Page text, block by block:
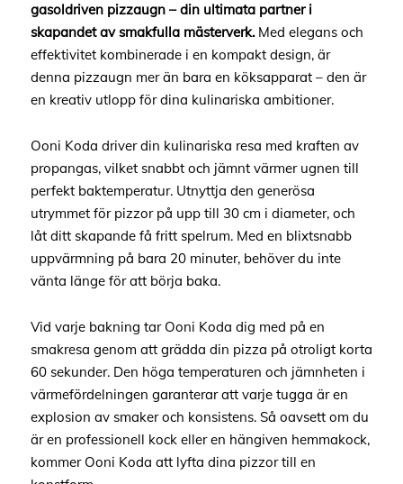
gasoldriven pizzaugn – din ultimata partner i
skapandet av smakfulla mästerverk.Med elegans och
effektivitet kombinerade i en kompakt design, är
denna pizzaugn mer än bara en köksapparat – den är
en kreativ utlopp för dina kulinariska ambitioner.
Ooni Koda driver din kulinariska resa med kraften av
propangas, vilket snabbt och jämnt värmer ugnen till
perfekt baktemperatur. Utnyttja den generösa
utrymmet för pizzor på upp till 30 cm i diameter, och
låt ditt skapande få fritt spelrum. Med en blixtsnabb
uppvärmning på bara 20 minuter, behöver du inte
vänta länge för att börja baka.
Vid varje bakning tar Ooni Koda dig med på en
smakresa genom att grädda din pizza på otroligt korta
60 sekunder. Den höga temperaturen och jämnheten i
värmefördelningen garanterar att varje tugga är en
explosion av smaker och konsistens. Så oavsett om du
är en professionell kock eller en hängiven hemmakock,
kommer Ooni Koda att lyfta dina pizzor till en